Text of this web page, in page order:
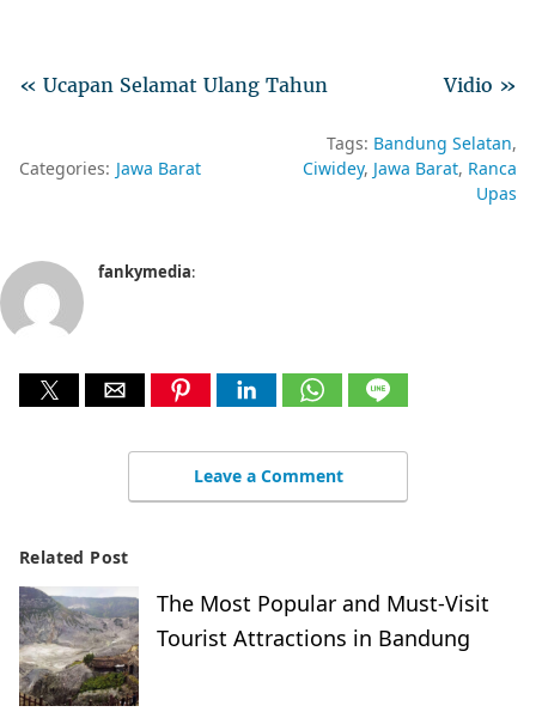
Vidio »
« Ucapan Selamat Ulang Tahun
Categories: Jawa Barat
Tags: Bandung Selatan
Ciwidey Jawa Barat Ranca
Upas
fankymedia:
Leave a Comment
Related Post
The Most Popular and Must-Visit
Tourist Attractions in Bandung